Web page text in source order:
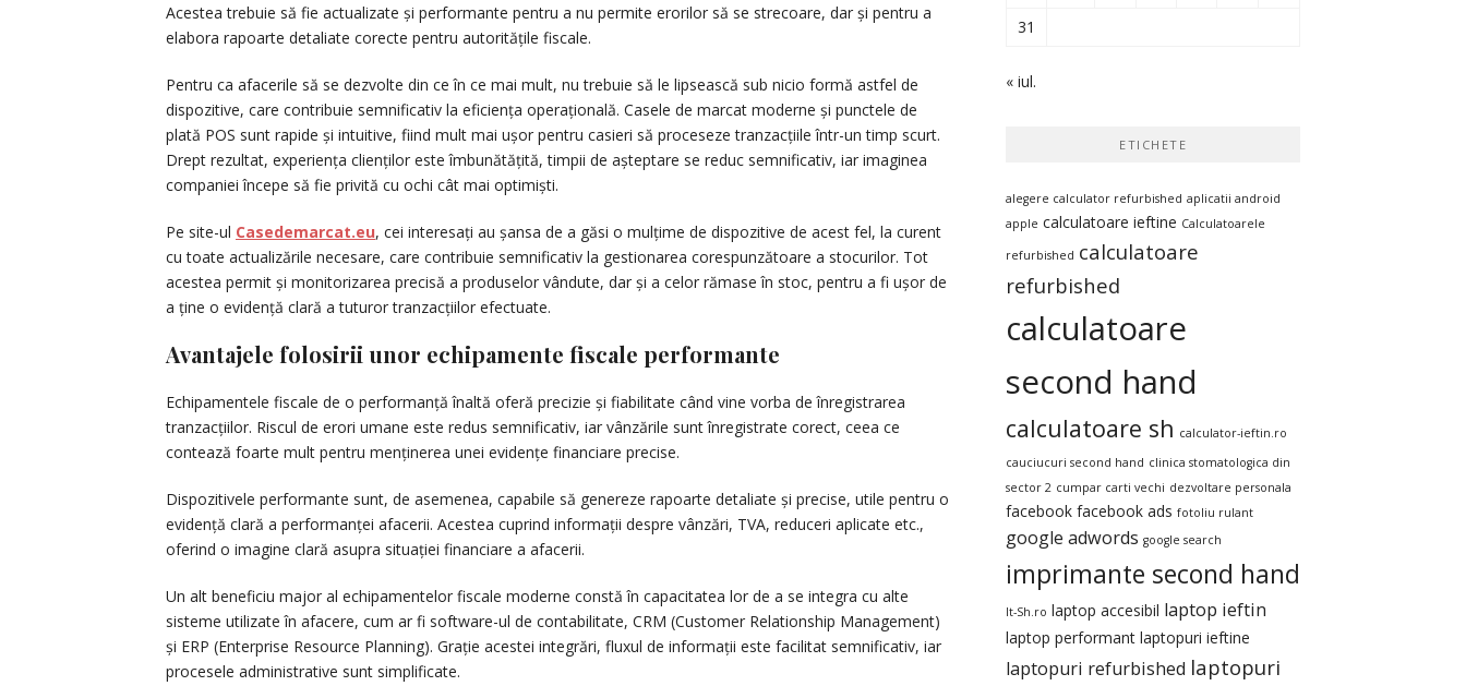
Acestea trebuie să fie actualizate și performante pentru a nu permite erorilor să se strecoare, dar și pentru a
elabora rapoarte detaliate corecte pentru autoritățile fiscale.
Pentru ca afacerile să se dezvolte din ce în ce mai mult, nu trebuie să le lipsească sub nicio formă astfel de
dispozitive, care contribuie semnificativ la eficiența operațională. Casele de marcat moderne și punctele de
plată POS sunt rapide și intuitive, fiind mult mai ușor pentru casieri să proceseze tranzacțiile într-un timp scurt.
Drept rezultat, experiența clienților este îmbunătățită, timpii de așteptare se reduc semnificativ, iar imaginea
companiei începe să fie privită cu ochi cât mai optimiști.
Pe site-ul Casedemarcat.eu, cei interesați au șansa de a găsi o mulțime de dispozitive de acest fel, la curent
cu toate actualizările necesare, care contribuie semnificativ la gestionarea corespunzătoare a stocurilor. Tot
acestea permit și monitorizarea precisă a produselor vândute, dar și a celor rămase în stoc, pentru a fi ușor de
a ține o evidență clară a tuturor tranzacțiilor efectuate.
Avantajele folosirii unor echipamente fiscale performante
Echipamentele fiscale de o performanță înaltă oferă precizie și fiabilitate când vine vorba de înregistrarea
tranzacțiilor. Riscul de erori umane este redus semnificativ, iar vânzările sunt înregistrate corect, ceea ce
contează foarte mult pentru menținerea unei evidențe financiare precise.
Dispozitivele performante sunt, de asemenea, capabile să genereze rapoarte detaliate și precise, utile pentru o
evidență clară a performanței afacerii. Acestea cuprind informații despre vânzări, TVA, reduceri aplicate etc.,
oferind o imagine clară asupra situației financiare a afacerii.
Un alt beneficiu major al echipamentelor fiscale moderne constă în capacitatea lor de a se integra cu alte
sisteme utilizate în afacere, cum ar fi software-ul de contabilitate, CRM (Customer Relationship Management)
și ERP (Enterprise Resource Planning). Grație acestei integrări, fluxul de informații este facilitat semnificativ, iar
procesele administrative sunt simplificate.
31
« iul.
ETICHETE
alegere calculator refurbished aplicatii android
apple calculatoare ieftine Calculatoarele
refurbished calculatoare
refurbished
calculatoare
second hand
calculatoare sh calculator-ieftin.ro
cauciucuri second hand clinica stomatologica din
sector 2 cumpar carti vechi dezvoltare personala
facebook facebook ads fotoliu rulant
google adwords google search
imprimante second hand
It-Sh.ro laptop accesibil laptop ieftin
laptop performant laptopuri ieftine
laptopuri refurbished laptopuri